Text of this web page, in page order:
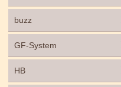
buzz
GF-System
HB